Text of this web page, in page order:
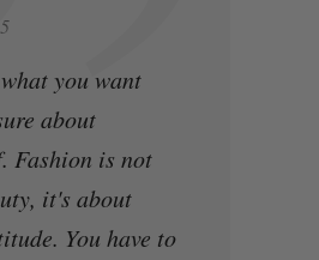
you want
about
Fashion is not
it's about
You have to